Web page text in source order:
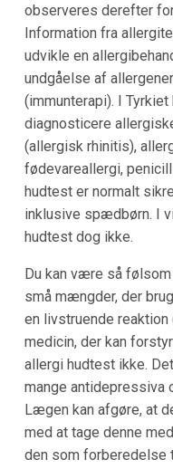
observeres derefter
Information fra
udvikle en
undgåelse af
(immunterapi). I
diagnosticere
(allergisk rhinitis),
fødevareallergi,
hudtest er normalt
inklusive spædbørn. I
hudtest dog ikke.
Du kan være så
små mængder, der
en livstruende
medicin, der kan
allergi hudtest ikke.
mange antidepressiva
Lægen kan afgøre, at
med at tage denne
den som forberedelse